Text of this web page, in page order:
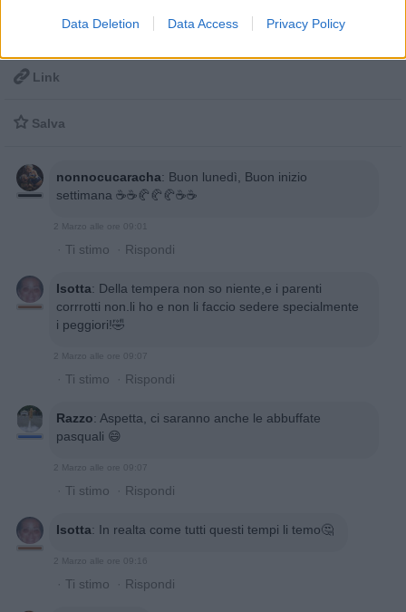
Data Deletion Data Access Privacy Policy
Ti stimo fratello
 Link
 Salva
nonnocucaracha: Buon lunedì, Buon inizio
settimana ☕️☕️🥐🥐🥐☕️☕️
2 Marzo alle ore 09:01
· Ti stimo · Rispondi
Isotta: Della tempera non so niente,e i parenti
corrrotti non.li ho e non li faccio sedere specialmente
i peggiori!🤣
2 Marzo alle ore 09:07
· Ti stimo · Rispondi
Razzo: Aspetta, ci saranno anche le abbuffate
pasquali 😄
2 Marzo alle ore 09:07
· Ti stimo · Rispondi
Isotta: In realta come tutti questi tempi li temo🤔
2 Marzo alle ore 09:16
· Ti stimo · Rispondi